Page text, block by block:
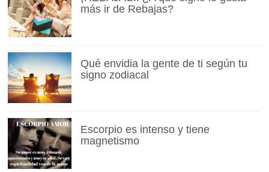
más ir de Rebajas?
Qué envidia la gente de ti según tu
signo zodiacal
Escorpio es intenso y tiene
magnetismo